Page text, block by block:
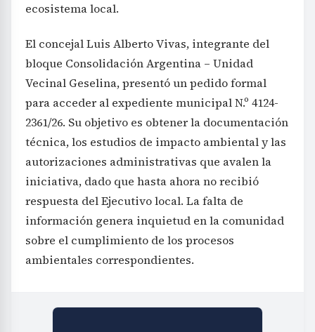
ecosistema local.
El concejal Luis Alberto Vivas, integrante del
bloque Consolidación Argentina – Unidad
Vecinal Geselina, presentó un pedido formal
para acceder al expediente municipal N.º 4124-
2361/26. Su objetivo es obtener la documentación
técnica, los estudios de impacto ambiental y las
autorizaciones administrativas que avalen la
iniciativa, dado que hasta ahora no recibió
respuesta del Ejecutivo local. La falta de
información genera inquietud en la comunidad
sobre el cumplimiento de los procesos
ambientales correspondientes.